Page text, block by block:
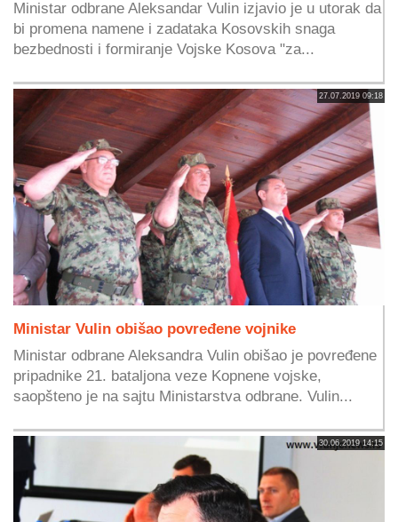
Ministar odbrane Aleksandar Vulin izjavio je u utorak da
bi promena namene i zadataka Kosovskih snaga
bezbednosti i formiranje Vojske Kosova "za...
27.07.2019 09:18
Ministar Vulin obišao povređene vojnike
Ministar odbrane Aleksandra Vulin obišao je povređene
pripadnike 21. bataljona veze Kopnene vojske,
saopšteno je na sajtu Ministarstva odbrane. Vulin...
30.06.2019 14:15